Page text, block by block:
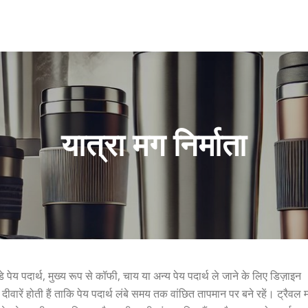
यात्रा मग निर्माता
पदार्थ, मुख्य रूप से कॉफी, चाय या अन्य पेय पदार्थ ले जाने के लिए डिज़ाइन
होती हैं ताकि पेय पदार्थ लंबे समय तक वांछित तापमान पर बने रहें। ट्रैवल